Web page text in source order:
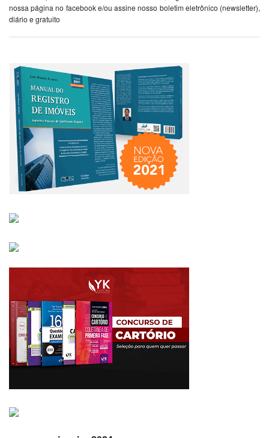
nossa página no facebook e/ou assine nosso boletim eletrônico (newsletter),
diário e gratuito